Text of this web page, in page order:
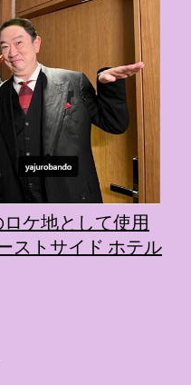
ケ地として使用
ストサイド ホテル